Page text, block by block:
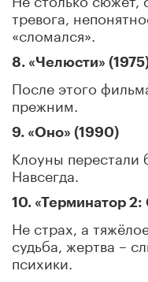
тревога,
«сломался».
8. «Челюсти»
После этого
прежним.
9. «Оно» (1990)
Клоуны перестали
Навсегда.
10. «Терминатор
Не страх, а
судьба, жертва –
психики.